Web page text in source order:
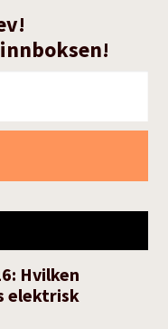
Hvilken
elektrisk